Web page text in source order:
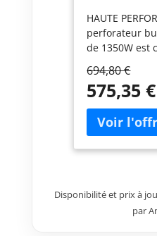
‎D25614K-
HAUTE
perforateur
de 1350W est
pour les
de burinage
puissance de
idéal pour les
notamment
1350W, ce
fournit une
694,80 €
575,35 €
Disponibilité et prix à
par